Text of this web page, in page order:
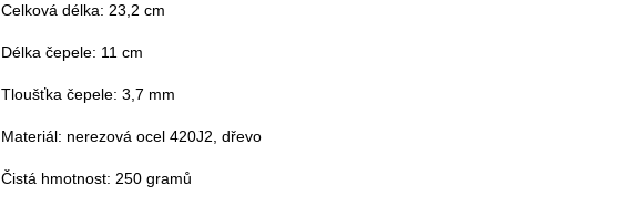
Celková délka: 23,2 cm
Délka čepele: 11 cm
Tloušťka čepele: 3,7 mm
Materiál: nerezová ocel 420J2, dřevo
Čistá hmotnost: 250 gramů